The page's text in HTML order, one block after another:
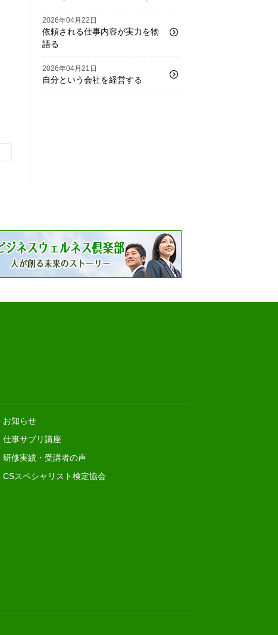
2026年04月22日
依頼される仕事内容が実力を物
語る
2026年04月21日
自分という会社を経営する
お知らせ
仕事サプリ講座
研修実績・受講者の声
CSスペシャリスト検定協会